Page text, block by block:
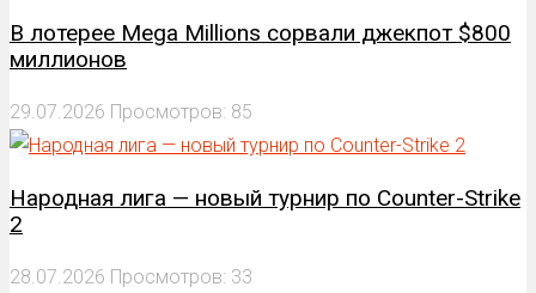
В лотерее Mega Millions сорвали джекпот $800
миллионов
29.07.2026 Просмотров: 85
Народная лига — новый турнир по Counter-Strike
2
28.07.2026 Просмотров: 33